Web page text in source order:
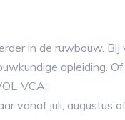
in de ruwbouw.
opleiding.
VCA;
vanaf juli, augustus